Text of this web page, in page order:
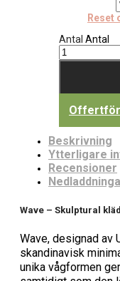
Reset
Antal Antal
Beskrivning
Ytterligare
Recensioner
Wave – Skulptural
Wave, designad av
skandinavisk
unika vågformen